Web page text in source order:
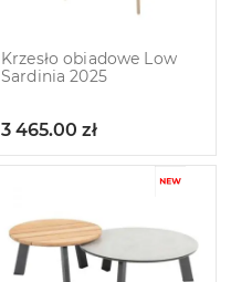
Krzesło obiadowe Low
Sardinia 2025
3 465.00 zł